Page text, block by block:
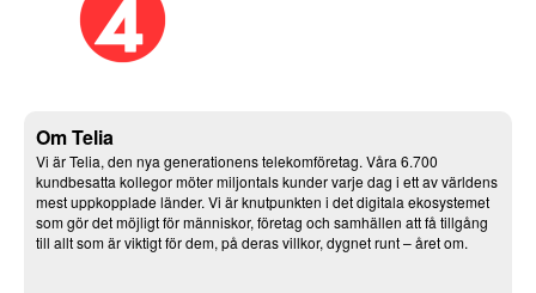
Om Telia
Vi är Telia, den nya generationens telekomföretag. Våra 6.700
kundbesatta kollegor möter miljontals kunder varje dag i ett av världens
mest uppkopplade länder. Vi är knutpunkten i det digitala ekosystemet
som gör det möjligt för människor, företag och samhällen att få tillgång
till allt som är viktigt för dem, på deras villkor, dygnet runt – året om.